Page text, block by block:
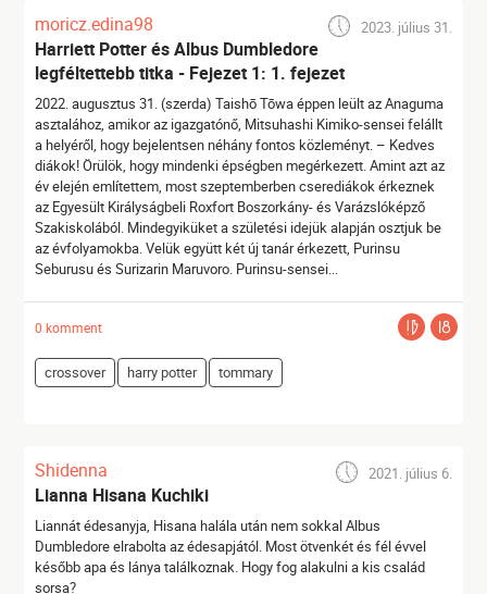
moricz.edina98 2023. július 31.
Harriett Potter és Albus Dumbledore
legféltettebb titka - Fejezet 1: 1. fejezet
2022. augusztus 31. (szerda) Taishō Tōwa éppen leült az Anaguma
asztalához, amikor az igazgatónő, Mitsuhashi Kimiko-sensei felállt
a helyéről, hogy bejelentsen néhány fontos közleményt. – Kedves
diákok! Örülök, hogy mindenki épségben megérkezett. Amint azt az
év elején említettem, most szeptemberben cserediákok érkeznek
az Egyesült Királyságbeli Roxfort Boszorkány- és Varázslóképző
Szakiskolából. Mindegyiküket a születési idejük alapján osztjuk be
az évfolyamokba. Velük együtt két új tanár érkezett, Purinsu
Seburusu és Surizarin Maruvoro. Purinsu-sensei...
0 komment
crossover harry potter tommary
Shidenna 2021. július 6.
Lianna Hisana Kuchiki
Liannát édesanyja, Hisana halála után nem sokkal Albus
Dumbledore elrabolta az édesapjától. Most ötvenkét és fél évvel
később apa és lánya találkoznak. Hogy fog alakulni a kis család
sorsa?